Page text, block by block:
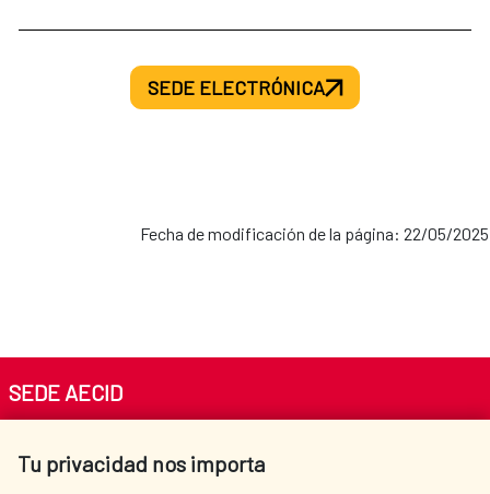
SEDE ELECTRÓNICA
Fecha de modificación de la página: 22/05/2025
Tu privacidad nos importa
SEDE AECID
Tel. +34 900 20 30 54​​​​​​​